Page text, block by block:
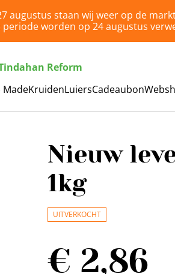
augustus staan wij weer op de
worden op 24 augustus
Reform
MadeKruidenLuiersCadeaubon
Nieuw
1kg
UITVERKOCHT
€ 2,86